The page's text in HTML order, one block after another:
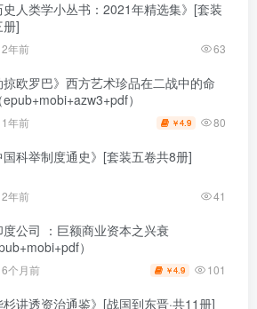
史人类学小丛书：2021年精选集》[套装
册]
2年前 63
掠欧罗巴》西方艺术珍品在二战中的命
）
1年前 ￥4.9 80
国科举制度通史》[套装五卷共8册]
2年前 41
度公司 ：巨额商业资本之兴衰
）
6个月前 ￥4.9 101
杉讲透资治通鉴》[战国到东晋·共11册]